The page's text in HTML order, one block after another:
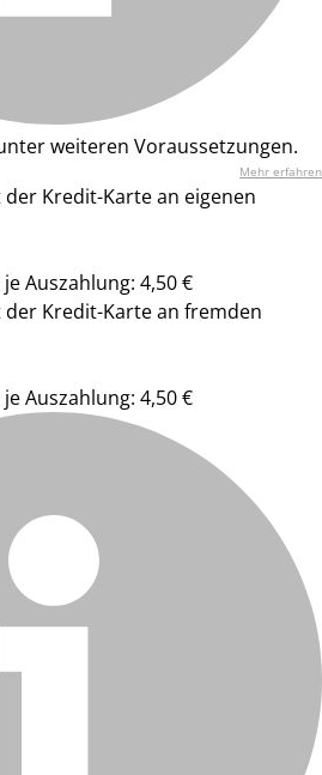
weiteren Voraussetzungen.
Mehr erfahren
Kredit-Karte an eigenen
Auszahlung: 4,50 €
Kredit-Karte an fremden
Auszahlung: 4,50 €